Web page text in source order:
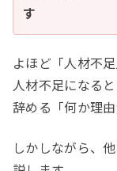
す
よほど「人材不
人材不足になる
辞める「何か理由
しかしながら、